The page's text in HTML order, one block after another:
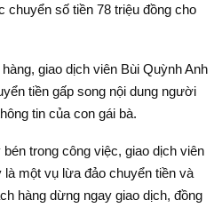
chuyển số tiền 78 triệu đồng cho
giao dịch viên Bùi Quỳnh Anh
tiền gấp song nội dung người
tin của con gái bà.
trong công việc, giao dịch viên
là một vụ lừa đảo chuyển tiền và
hàng dừng ngay giao dịch, đồng